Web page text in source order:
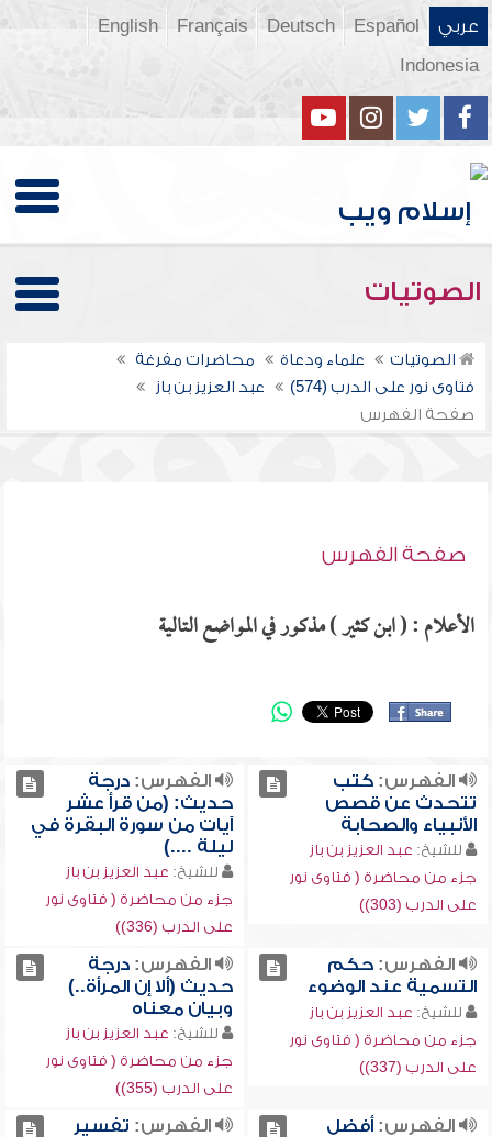
عربي Español
Deutsch
Français
English
Indonesia
الصوتيات
الصوتيات علماء ودعاة
محاضرات مفرغة
فتاوى نور على الدرب (574)
عبد العزيز بن باز
صفحة الفهرس
صفحة الفهرس
الأعلام : ( ابن كثير ) مذكور في المواضع التالية
الفهرس:كتب
تتحدث عن قصص
الأنبياء والصحابة
للشيخ: عبد العزيز بن باز
جزء من محاضرة ( فتاوى نور
على الدرب (303))
الفهرس:درجة
حديث: (من قرأ عشر
آيات من سورة البقرة في
ليلة ....)
للشيخ: عبد العزيز بن باز
جزء من محاضرة ( فتاوى نور
على الدرب (336))
الفهرس:حكم
التسمية عند الوضوء
للشيخ: عبد العزيز بن باز
جزء من محاضرة ( فتاوى نور
على الدرب (337))
الفهرس:درجة
حديث (ألا إن المرأة..)
وبيان معناه
للشيخ: عبد العزيز بن باز
جزء من محاضرة ( فتاوى نور
على الدرب (355))
الفهرس:أفضل
الفهرس: تفسير